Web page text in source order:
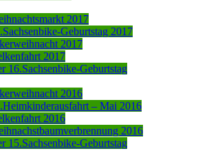
2017
Geburtstag 2017
2017
2017
16.Sachsenbike-Geburtstag
2016
– Mai 2016
2016
2016
15.Sachsenbike-Geburtstag